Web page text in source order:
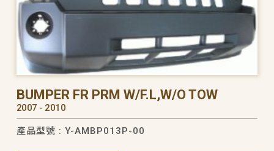
BUMPER FR PRM W/F.L,W/O TOW
2007 - 2010
產品型號 : Y-AMBP013P-00